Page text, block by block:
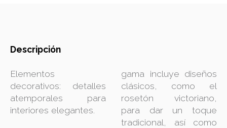
Descripción
Elementos
decorativos: detalles
atemporales para
interiores elegantes.
gama incluye diseños
clásicos, como el
rosetón victoriano,
para dar un toque
tradicional, así como